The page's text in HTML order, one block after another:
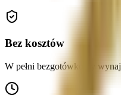
Bez kosztów
W pełni bezgotówkowy